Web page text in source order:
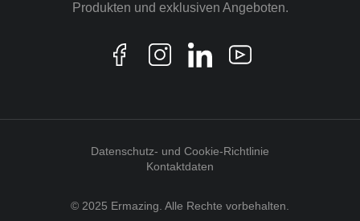
Produkten und exklusiven Angeboten.
© 2025 Ermazing. Alle Rechte vorbehalten.
Datenschutz- und Cookie-Richtlinie
Kontaktdaten